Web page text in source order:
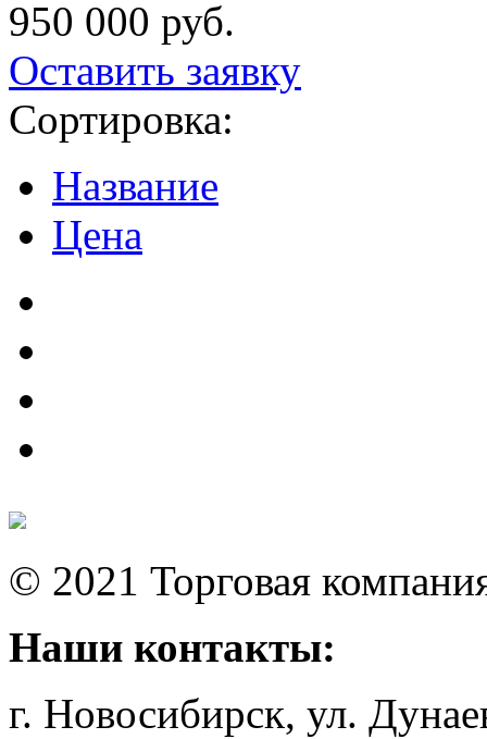
950 000 руб.
Оставить заявку
Сортировка:
Название
Цена
© 2021 Торговая
Наши контакты:
г. Новосибирск, ул.